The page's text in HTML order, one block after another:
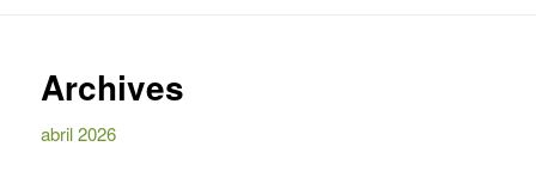
Archives
abril 2026